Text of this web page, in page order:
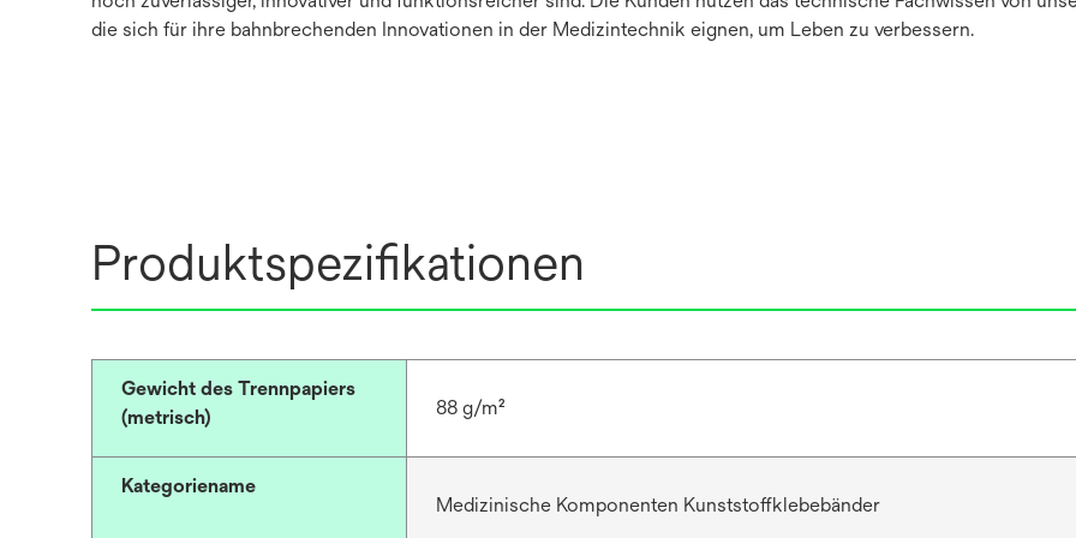
die sich für ihre bahnbrechenden Innovationen in der Medizintechnik eignen, um Leben zu verbessern.
Produktspezifikationen
Gewicht des Trennpapiers
(metrisch)
88 g/m²
Kategoriename
Medizinische Komponenten Kunststoffklebebänder